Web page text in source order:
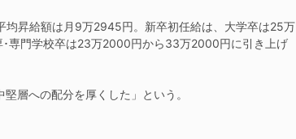
昇給額は月9万2945円。新卒初任給は、大学卒は25万
専門学校卒は23万2000円から33万2000円に引き上げ
層への配分を厚くした」という。